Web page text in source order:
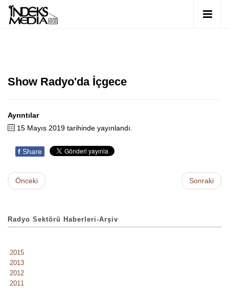
Show Radyo'da İçgece
Ayrıntılar
15 Mayıs 2019 tarihinde yayınlandı.
f Share
Önceki Sonraki
Radyo Sektörü Haberleri-Arşiv
2015
2013
2012
2011